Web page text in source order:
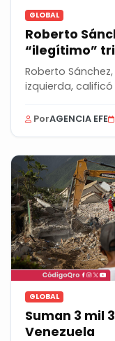
GLOBAL
Roberto
“ilegítimo”
Roberto
izquierda,
PorAGENCIA EFE
GLOBAL
Suman 3 mil
Venezuela